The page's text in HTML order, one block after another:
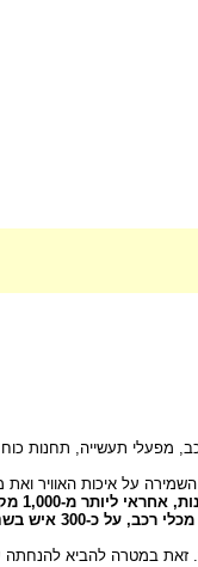
מפעלי תעשייה, תחנות
על איכות האוויר ואת
ע"פ
איסר-איציק ע"פ מחקר משותף
זאת במטרה להביא